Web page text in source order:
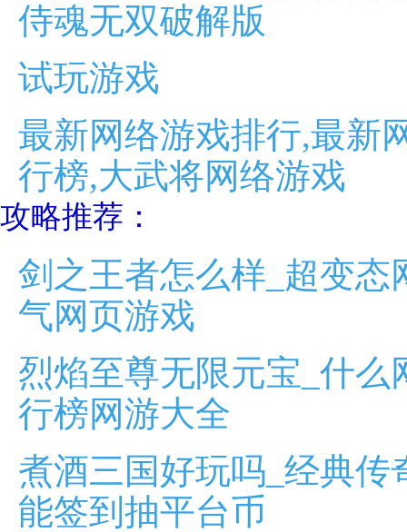
侍魂无双破解版
试玩游戏
最新网络游戏排行,最新
行榜,大武将网络游戏
攻略推荐：
剑之王者怎么样_超变
气网页游戏
烈焰至尊无限元宝_什
行榜网游大全
煮酒三国好玩吗_经典
能签到抽平台币